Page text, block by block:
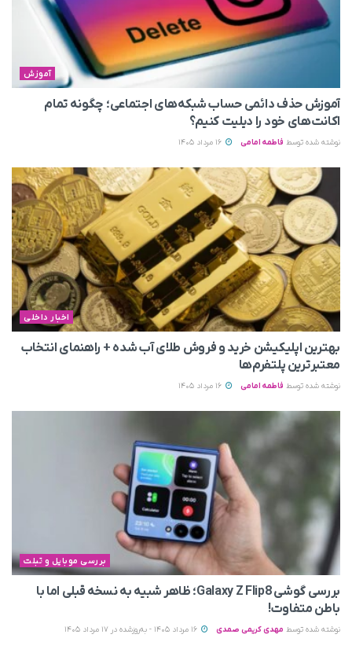
آموزش
آموزش حذف دائمی حساب شبکه‌های اجتماعی؛ چگونه تمام
اکانت‌های خود را دیلیت کنیم؟
نوشته شده توسط فاطمه امامی 16 مرداد 1405
اخبار داخلی
بهترین اپلیکیشن خرید و فروش طلای آب شده + راهنمای انتخاب
معتبرترین پلتفرم‌ها
نوشته شده توسط فاطمه امامی 16 مرداد 1405
بررسی موبایل و تبلت
بررسی گوشی Galaxy Z Flip8؛ ظاهر شبیه به نسخه قبلی اما با
باطن متفاوت!
نوشته شده توسط مهدی کریمی صمدی 16 مرداد 1405 - به‌روزشده در 17 مرداد 1405